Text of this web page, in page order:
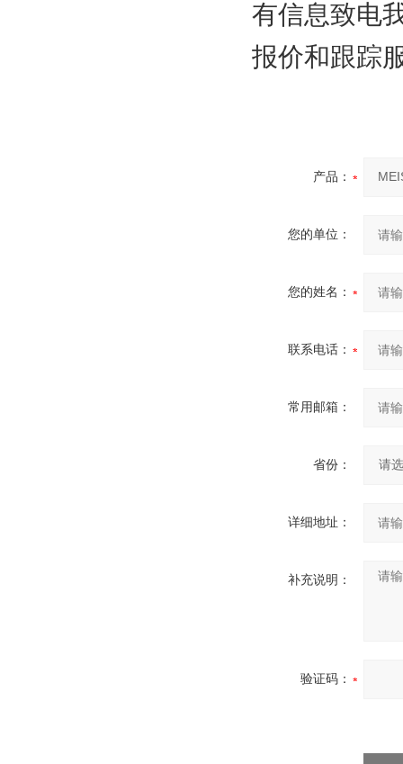
有信息致电
报价和跟踪
产品：
您的单位：
您的姓名：
联系电话：
常用邮箱：
省份：
详细地址：
补充说明：
验证码：